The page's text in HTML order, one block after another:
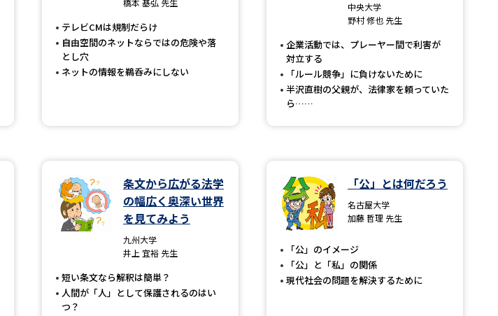
志望校・出願校を調べる
受験スケジュールを立てよう
先輩が入学を決めた理由
レメール全国一斉進学調査
学で学びたい学問発見
問のミニ講義「夢ナビ講義」 学問の教科書 夢ナビライブ
ユーザーサポート
橋本 基弘 先生
テレビCMは規制だらけ
自由空間のネットならではの危険や落
とし穴
ネットの情報を鵜呑みにしない
中央大学
野村 修也 先生
企業活動では、プレーヤー間で利害が
対立する
「ルール競争」に負けないために
半沢直樹の父親が、法律家を頼っていた
ら……
条文から広がる法学
の幅広く奥深い世界
を見てみよう
九州大学
井上 宜裕 先生
短い条文なら解釈は簡単？
人間が「人」として保護されるのはい
つ？
「公」とは何だろう
名古屋大学
加藤 哲理 先生
「公」のイメージ
「公」と「私」の関係
現代社会の問題を解決するために